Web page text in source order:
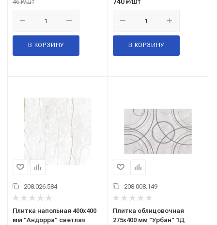
46₽/шт
В КОРЗИНУ В КОРЗИНУ
208.026.584
Плитка напольная 400x400
мм "Андорра" светлая
208.008.149
Плитка облицовочная
275x400 мм "Урбан" 1Д